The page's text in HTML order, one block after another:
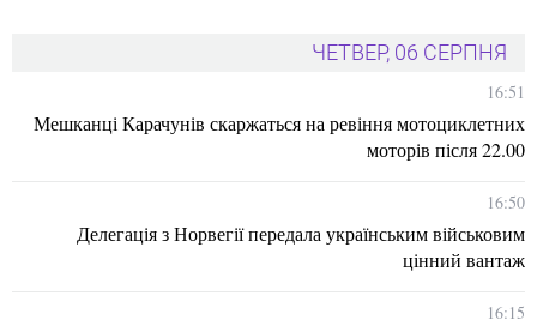
ЧЕТВЕР, 06 СЕРПНЯ
16:51
Мешканці Карачунів скаржаться на ревіння мотоциклетних
моторів після 22.00
16:50
Делегація з Норвегії передала українським військовим
цінний вантаж
16:15